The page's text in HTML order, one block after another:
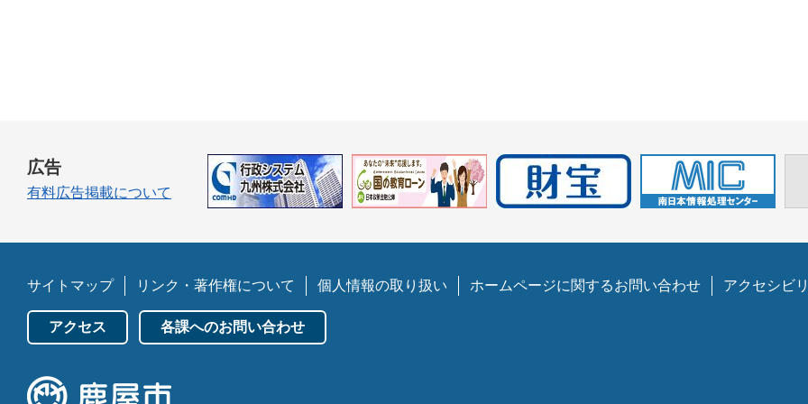
広告
有料広告掲載について
サイトマップ リンク・著作権について 個人情報の取り扱い ホームページに関するお問い合わせ アクセシビ
アクセス 各課へのお問い合わせ